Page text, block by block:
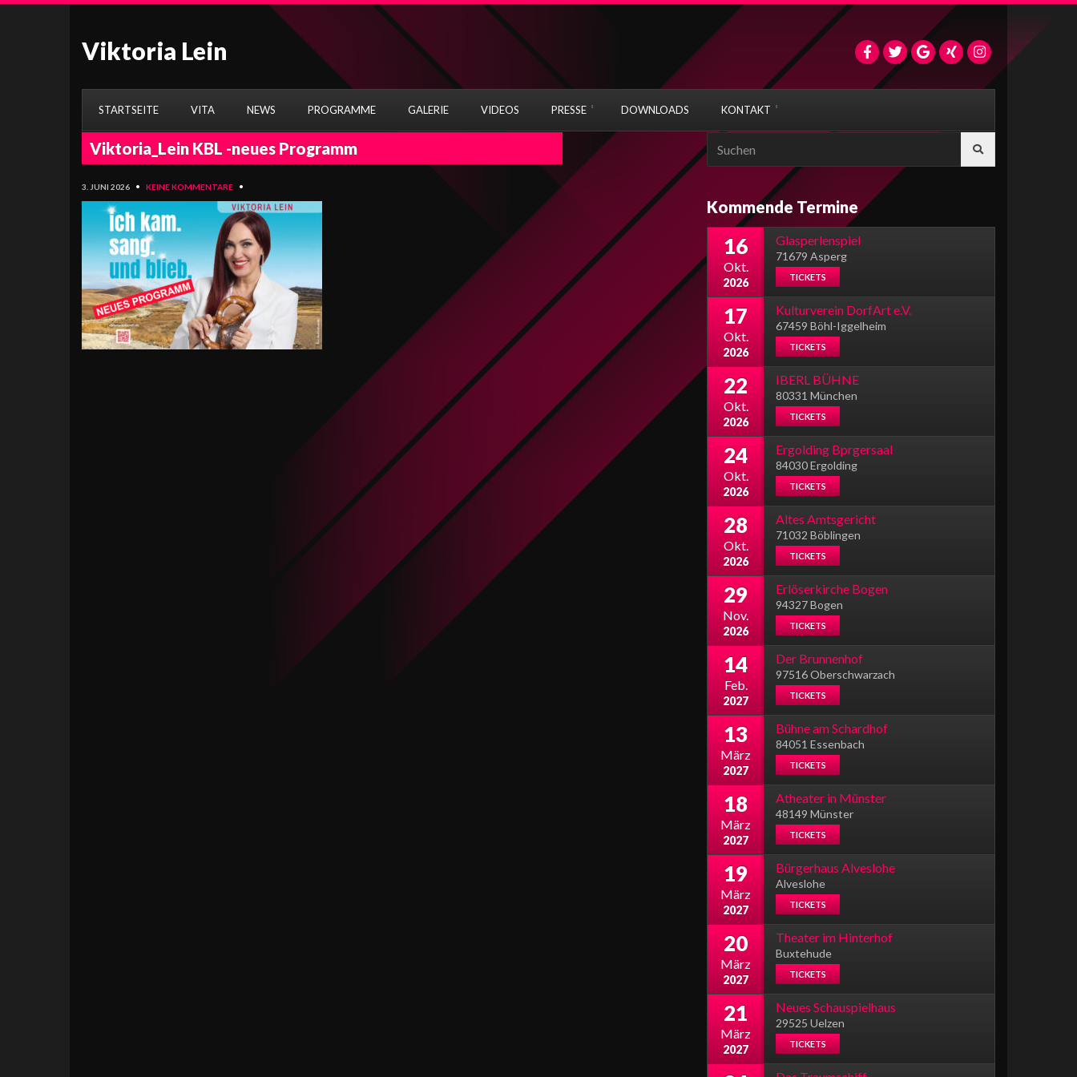
Viktoria Lein
STARTSEITE VITA NEWS PROGRAMME GALERIE VIDEOS PRESSE DOWNLOADS KONTAKT
Viktoria_Lein KBL -neues Programm
3. JUNI 2026 • KEINE KOMMENTARE •
Search
for:
Kommende Termine
16
Okt.
2026
Glasperlenspiel
71679 Asperg
TICKETS
17
Okt.
2026
Kulturverein DorfArt e.V.
67459 Böhl-Iggelheim
TICKETS
22
Okt.
2026
IBERL BÜHNE
80331 München
TICKETS
24
Okt.
2026
Ergolding Bprgersaal
84030 Ergolding
TICKETS
28
Okt.
2026
Altes Amtsgericht
71032 Böblingen
TICKETS
29
Nov.
2026
Erlöserkirche Bogen
94327 Bogen
TICKETS
14
Feb.
2027
Der Brunnenhof
97516 Oberschwarzach
TICKETS
13
März
2027
Bühne am Schardhof
84051 Essenbach
TICKETS
18
März
2027
Atheater in Münster
48149 Münster
TICKETS
19
März
2027
Bürgerhaus Alveslohe
Alveslohe
TICKETS
20
März
2027
Theater im Hinterhof
Buxtehude
TICKETS
21
März
2027
Neues Schauspielhaus
29525 Uelzen
TICKETS